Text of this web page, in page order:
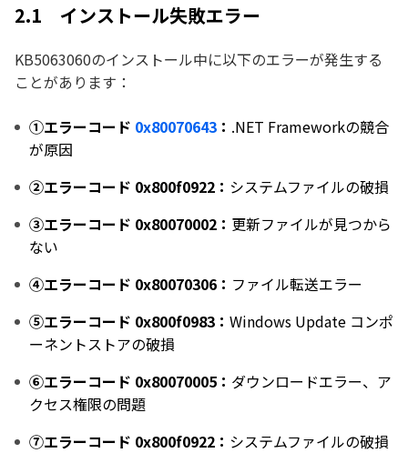
2.1 インストール失敗エラー
KB5063060のインストール中に以下のエラーが発生する
ことがあります：
①エラーコード 0x80070643 ： .NET Frameworkの競合
が原因
②エラーコード 0x800f0922： システムファイルの破損
③エラーコード 0x80070002： 更新ファイルが見つから
ない
④エラーコード 0x80070306： ファイル転送エラー
⑤エラーコード 0x800f0983： Windows Update コンポ
ーネントストアの破損
⑥エラーコード 0x80070005： ダウンロードエラー、ア
クセス権限の問題
⑦エラーコード 0x800f0922： システムファイルの破損